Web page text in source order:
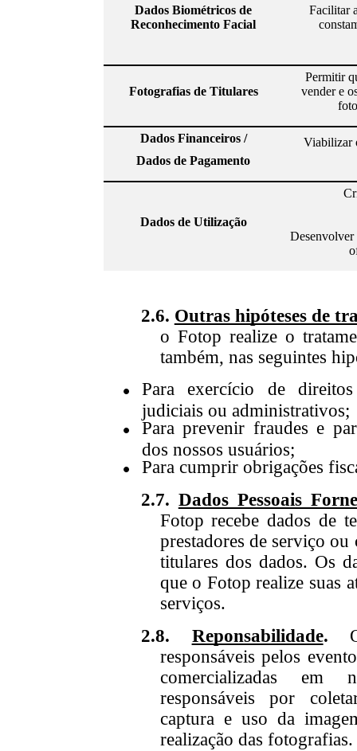
Dados Biométricos de
Reconhecimento Facial
Facilitar
Fotografias de Titulares
Permitir
vender e
Dados Financeiros /
Dados de Pagamento
Viabilizar
Dados de Utilização
Desenvolver
2.6. Outras hipóteses de
o Fotop realize o
também, nas seguintes
Para exercício de
judiciais ou administrativos;
Para prevenir fraudes e
dos nossos usuários;
Para cumprir obrigações
2.7. Dados Pessoais
Fotop recebe dados de
prestadores de serviço ou
titulares dos dados. Os
queo Fotop realize suas
serviços.
2.8.
Reponsabilidade.
responsáveis pelos
comercializadas em
responsáveis por
captura e uso da
realização das fotografias.